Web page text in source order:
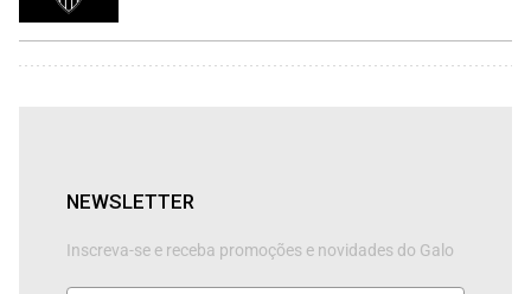
NEWSLETTER
Inscreva-se e receba promoções e novidades do Galo